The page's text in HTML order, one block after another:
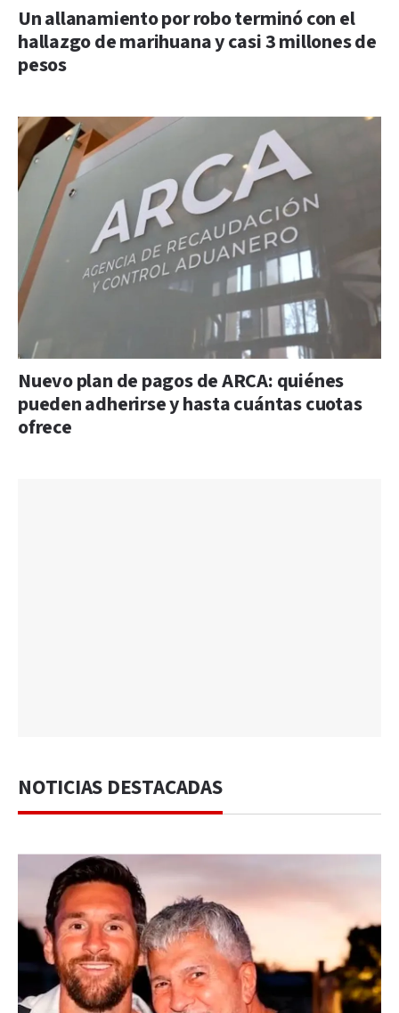
Un allanamiento por robo terminó con el
hallazgo de marihuana y casi 3 millones de
pesos
Nuevo plan de pagos de ARCA: quiénes
pueden adherirse y hasta cuántas cuotas
ofrece
NOTICIAS DESTACADAS